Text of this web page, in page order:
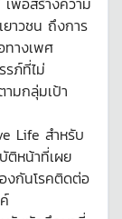
ยาวชน ถึงการ
ทางเพศ
ภ์ที่ไม่
มกลุ่มเป้า
Life สำหรับ
ติหน้าที่เผย
งกันโรคติดต่อ